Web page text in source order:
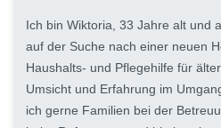
Ich bin Wiktoria, 33 Jahre alt und
auf der Suche nach einer neuen
Haushalts- und Pflegehilfe für
Umsicht und Erfahrung im
ich gerne Familien bei der